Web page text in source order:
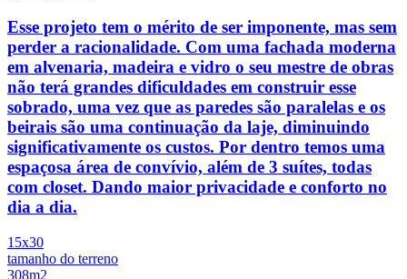
Esse projeto tem o mérito de ser imponente, mas sem
perder a racionalidade. Com uma fachada moderna
em alvenaria, madeira e vidro o seu mestre de obras
não terá grandes dificuldades em construir esse
sobrado, uma vez que as paredes são paralelas e os
beirais são uma continuação da laje, diminuindo
significativamente os custos. Por dentro temos uma
espaçosa área de convívio, além de 3 suítes, todas
com closet. Dando maior privacidade e conforto no
dia a dia.
15x30
tamanho do terreno
308m2